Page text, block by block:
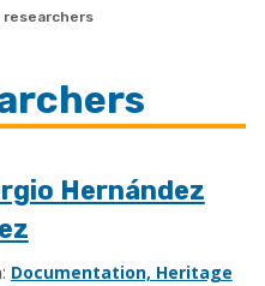
Hernández
: Documentation, Heritage